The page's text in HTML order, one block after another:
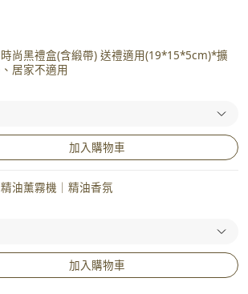
時尚黑禮盒(含緞帶) 送禮適用(19*15*5cm)*擴
居家不適用
加入購物車
精油薰霧機｜精油香氛
加入購物車